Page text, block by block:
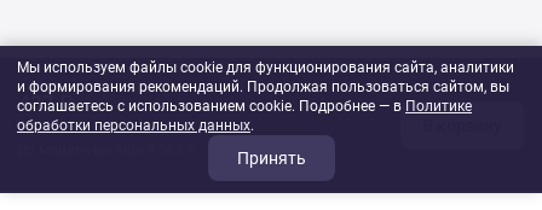
437 ₽
1шт
Мы используем файлы cookie для функционирования сайта, аналитики
и формирования рекомендаций. Продолжая пользоваться сайтом, вы
соглашаетесь с использованием cookie. Подробнее — в Политике
обработки персональных данных.
Принять